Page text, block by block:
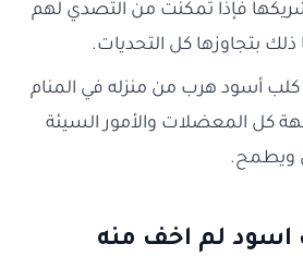
فإذا تمكنت من التصدي لهم
بتجاوزها كل التحديات.
أسود هرب من منزله في المنام
كل المعضلات والأمور السيئة
ويطمح.
اسود لم اخف منه